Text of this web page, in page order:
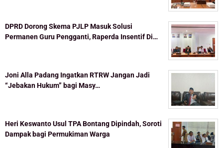
DPRD Dorong Skema PJLP Masuk Solusi
Permanen Guru Pengganti, Raperda Insentif Di…
Joni Alla Padang Ingatkan RTRW Jangan Jadi
“Jebakan Hukum” bagi Masy…
Heri Keswanto Usul TPA Bontang Dipindah, Soroti
Dampak bagi Permukiman Warga